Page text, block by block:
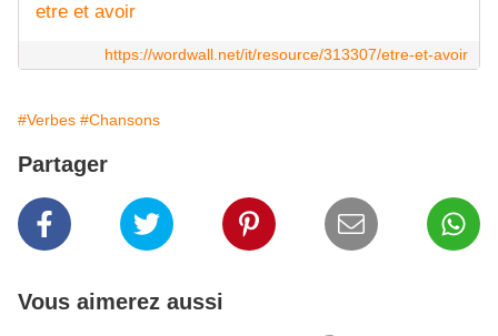
etre et avoir
https://wordwall.net/it/resource/313307/etre-et-avoir
#Verbes #Chansons
Partager
Vous aimerez aussi